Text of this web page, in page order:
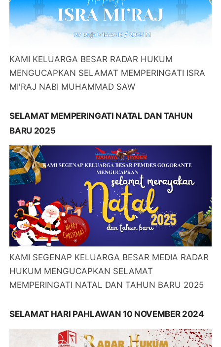
KAMI KELUARGA BESAR RADAR HUKUM
MENGUCAPKAN SELAMAT MEMPERINGATI ISRA
MI'RAJ NABI MUHAMMAD SAW
SELAMAT MEMPERINGATI NATAL DAN TAHUN
BARU 2025
KAMI SEGENAP KELUARGA BESAR MEDIA RADAR
HUKUM MENGUCAPKAN SELAMAT
MEMPERINGATI NATAL DAN TAHUN BARU 2025
SELAMAT HARI PAHLAWAN 10 NOVEMBER 2024